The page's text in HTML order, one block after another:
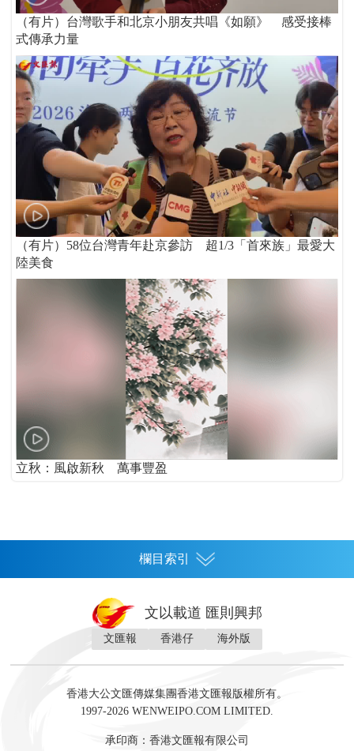
（有片）台灣歌手和北京小朋友共唱《如願》 感受接棒
式傳承力量
（有片）58位台灣青年赴京參訪 超1/3「首來族」最愛大
陸美食
立秋：風啟新秋 萬事豐盈
欄目索引
灣區人
財經 地產 投資 財評 數字經濟
訪談 直播 經湋論
文以載道 匯則興邦
文匯報 香港仔 海外版
香港大公文匯傳媒集團香港文匯報版權所有。
1997-2026 WENWEIPO.COM LIMITED.
承印商：香港文匯報有限公司